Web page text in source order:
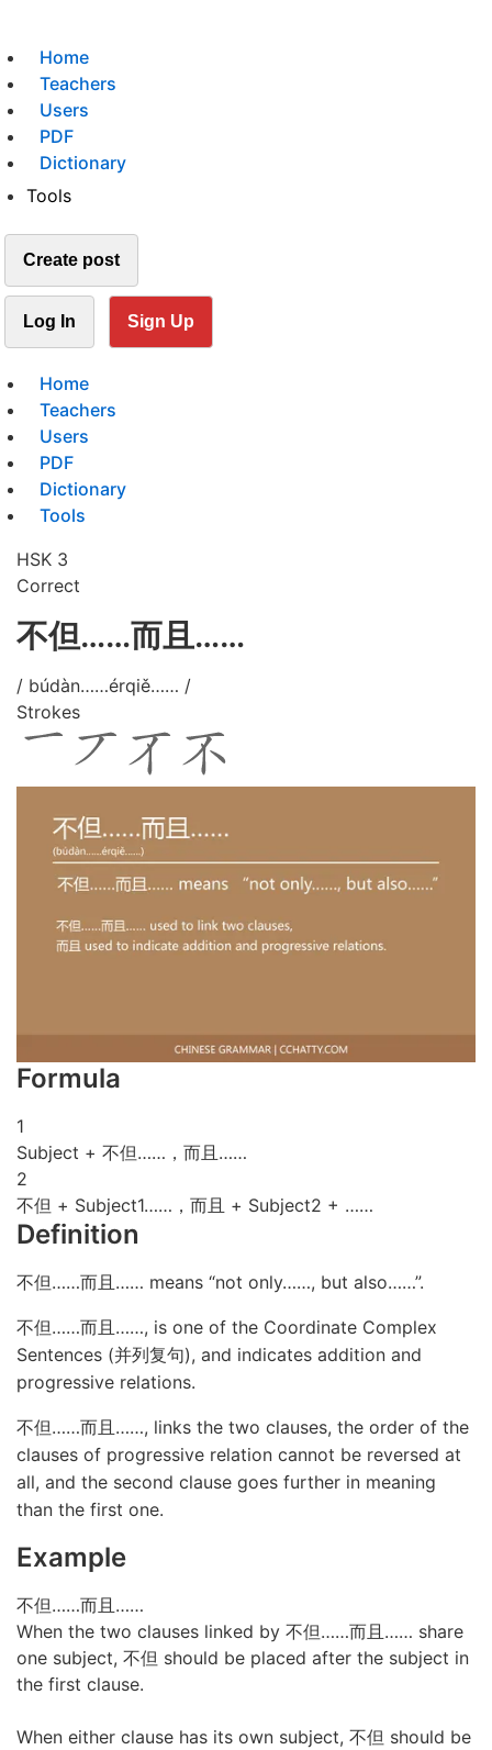
Home
Teachers
Users
PDF
Dictionary
Tools
Create post
Log In Sign Up
Home
Teachers
Users
PDF
Dictionary
Tools
HSK 3
Correct
不但……而且……
/ búdàn……érqiě…… /
Strokes
Formula
1
Subject + 不但……，而且……
2
不但 + Subject1……，而且 + Subject2 + ……
Definition
不但……而且…… means “not only……, but also……”.
不但……而且……, is one of the Coordinate Complex
Sentences (并列复句), and indicates addition and
progressive relations.
不但……而且……, links the two clauses, the order of the
clauses of progressive relation cannot be reversed at
all, and the second clause goes further in meaning
than the first one.
Example
不但……而且……
When the two clauses linked by 不但……而且…… share
one subject, 不但 should be placed after the subject in
the first clause.
When either clause has its own subject, 不但 should be